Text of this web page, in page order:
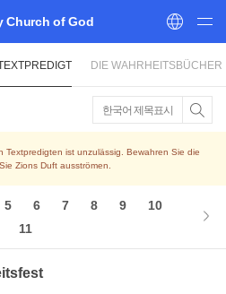
Church of God
DIE WAHRHEITSBÜCHER
한국어 제목표시
Textpredigten ist unzulässig. Bewahren Sie die
Zions Duft ausströmen.
5 6 7 8 9
10
11